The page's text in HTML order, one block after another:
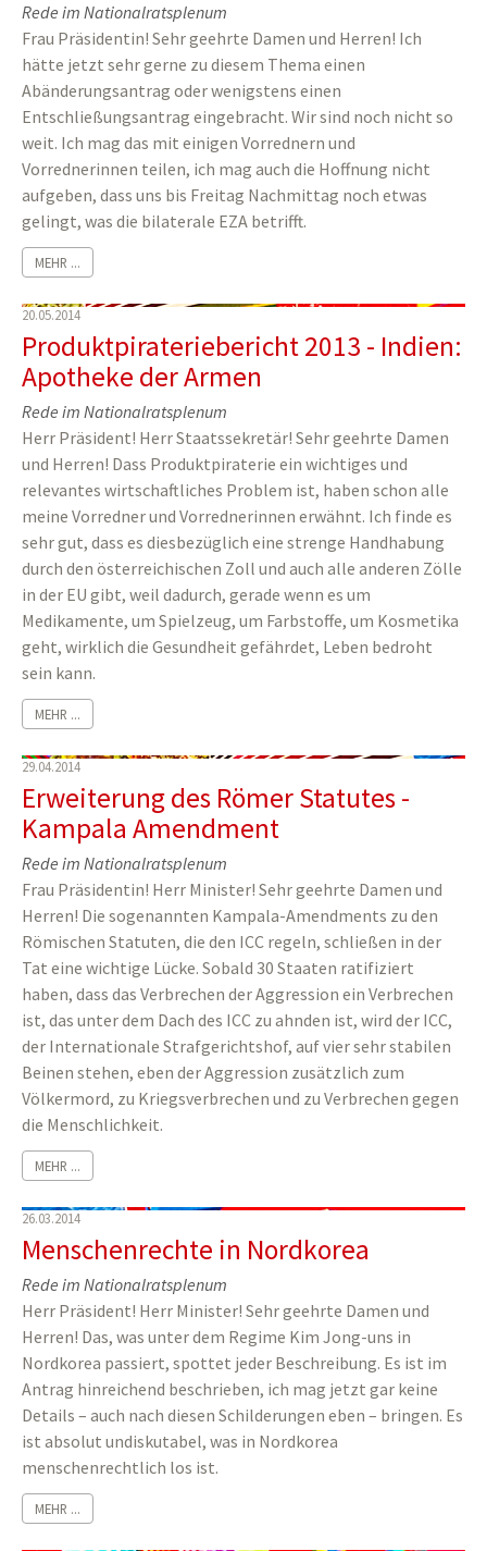
Rede im Nationalratsplenum
Frau Präsidentin! Sehr geehrte Damen und Herren! Ich
hätte jetzt sehr gerne zu diesem Thema einen
Abänderungsantrag oder wenigstens einen
Entschließungsantrag eingebracht. Wir sind noch nicht so
weit. Ich mag das mit einigen Vorrednern und
Vorrednerinnen teilen, ich mag auch die Hoffnung nicht
aufgeben, dass uns bis Freitag Nachmittag noch etwas
gelingt, was die bilaterale EZA betrifft.
MEHR ...
20.05.2014
Produktpirateriebericht 2013 - Indien:
Apotheke der Armen
Rede im Nationalratsplenum
Herr Präsident! Herr Staatssekretär! Sehr geehrte Damen
und Herren! Dass Produktpiraterie ein wichtiges und
relevantes wirtschaftliches Problem ist, haben schon alle
meine Vorredner und Vorrednerinnen erwähnt. Ich finde es
sehr gut, dass es diesbezüglich eine strenge Handhabung
durch den österreichischen Zoll und auch alle anderen Zölle
in der EU gibt, weil dadurch, gerade wenn es um
Medikamente, um Spielzeug, um Farbstoffe, um Kosmetika
geht, wirklich die Gesundheit gefährdet, Leben bedroht
sein kann.
MEHR ...
29.04.2014
Erweiterung des Römer Statutes -
Kampala Amendment
Rede im Nationalratsplenum
Frau Präsidentin! Herr Minister! Sehr geehrte Damen und
Herren! Die sogenannten Kampala-Amendments zu den
Römischen Statuten, die den ICC regeln, schließen in der
Tat eine wichtige Lücke. Sobald 30 Staaten ratifiziert
haben, dass das Verbrechen der Aggression ein Verbrechen
ist, das unter dem Dach des ICC zu ahnden ist, wird der ICC,
der Internationale Strafgerichtshof, auf vier sehr stabilen
Beinen stehen, eben der Aggression zusätzlich zum
Völkermord, zu Kriegsverbrechen und zu Verbrechen gegen
die Menschlichkeit.
MEHR ...
26.03.2014
Menschenrechte in Nordkorea
Rede im Nationalratsplenum
Herr Präsident! Herr Minister! Sehr geehrte Damen und
Herren! Das, was unter dem Regime Kim Jong-uns in
Nordkorea passiert, spottet jeder Beschreibung. Es ist im
Antrag hinreichend beschrieben, ich mag jetzt gar keine
Details – auch nach diesen Schilderungen eben – bringen. Es
ist absolut undiskutabel, was in Nordkorea
menschenrechtlich los ist.
MEHR ...